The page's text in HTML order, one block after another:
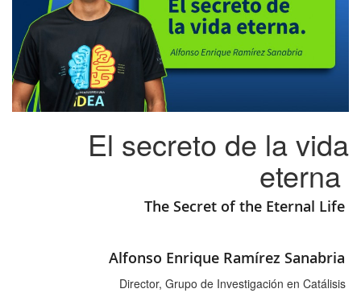
El secreto de la vida
eterna
The Secret of the Eternal Life
Alfonso Enrique Ramírez Sanabria
Director, Grupo de Investigación en Catálisis